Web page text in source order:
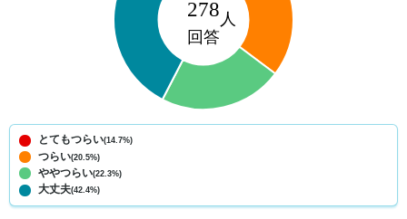
とてもつらい(14.7%)
つらい(20.5%)
ややつらい(22.3%)
大丈夫(42.4%)